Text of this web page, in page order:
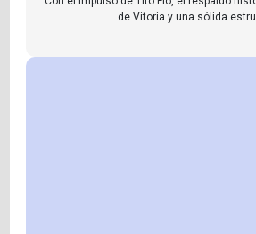
de Vitoria y una sólida